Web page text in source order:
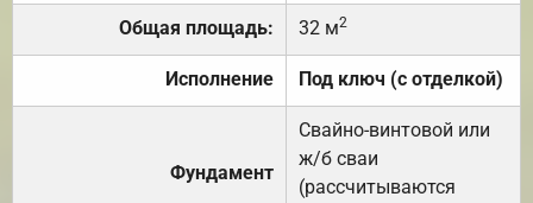
Общая площадь: 32 м2
Исполнение Под ключ (с отделкой)
Фундамент
Свайно-винтовой или
ж/б сваи
(рассчитываются